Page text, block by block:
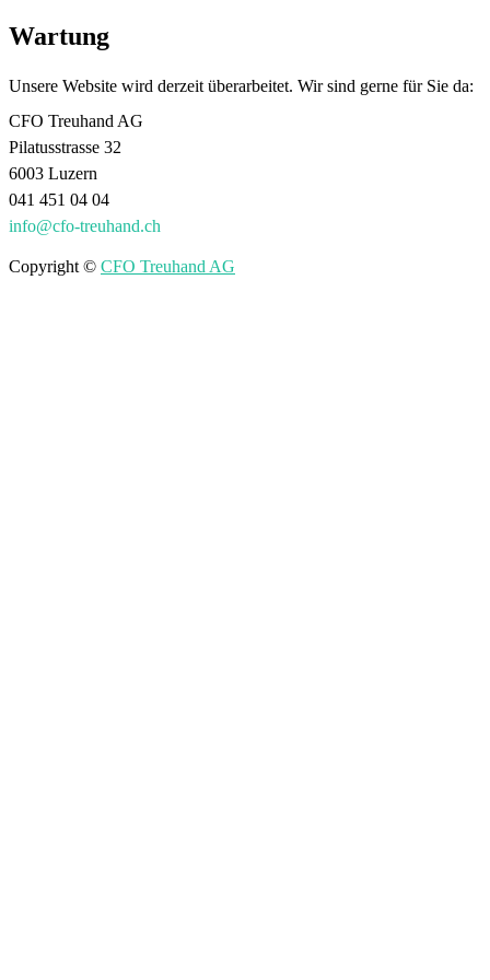
Wartung
Unsere Website wird derzeit überarbeitet. Wir sind gerne für Sie da:
CFO Treuhand AG
Pilatusstrasse 32
6003 Luzern
041 451 04 04
info@cfo-treuhand.ch
Copyright © CFO Treuhand AG